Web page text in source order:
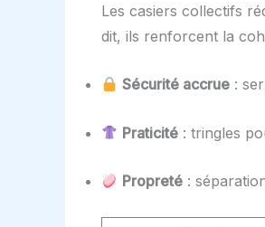
Les casiers collectifs
dit, ils renforcent la
Sécurité accrue :
Praticité : tringles
Propreté :